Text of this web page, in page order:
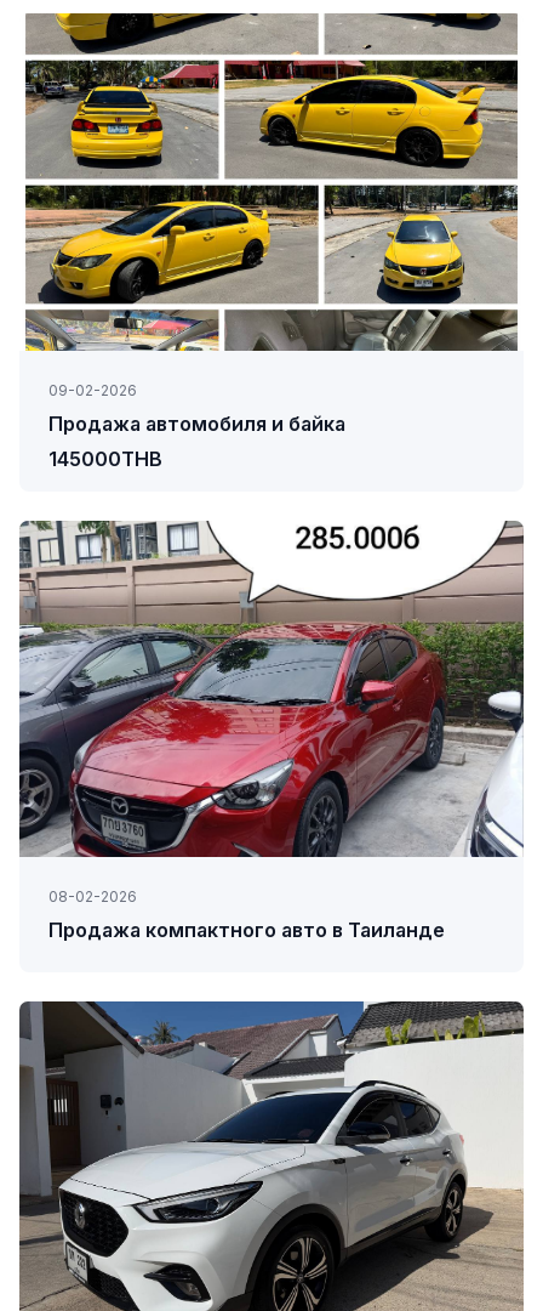
09-02-2026
Продажа автомобиля и байка
145000THB
08-02-2026
Продажа компактного авто в Таиланде